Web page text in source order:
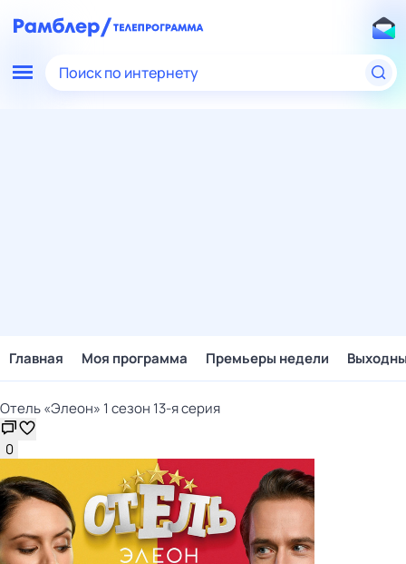
Поиск по интернету
Главная Моя программа Премьеры недели
Отель «Элеон» 1 сезон 13-я серия
0